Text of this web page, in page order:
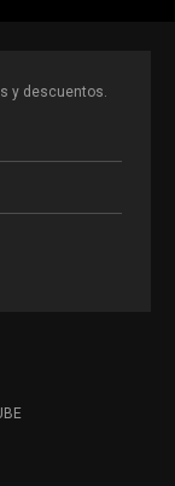
y descuentos.